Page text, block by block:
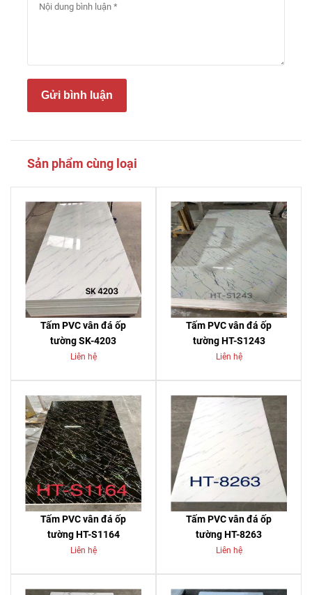
Gửi bình luận
Sản phẩm cùng loại
Tấm PVC vân đá ốp
tường SK-4203
Liên hệ
Tấm PVC vân đá ốp
tường HT-S1243
Liên hệ
Tấm PVC vân đá ốp
tường HT-S1164
Liên hệ
Tấm PVC vân đá ốp
tường HT-8263
Liên hệ